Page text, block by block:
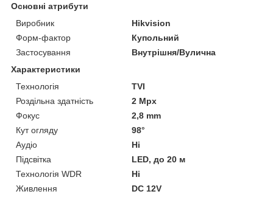
Основні атрибути
Виробник
Hikvision
Форм-фактор
Купольний
Застосування
Внутрішня/Вулична
Характеристики
Технологія
TVI
Роздільна здатність
2 Mpx
Фокус
2,8 mm
Кут огляду
98°
Аудіо
Ні
Підсвітка
LED, до 20 м
Технологія WDR
Ні
Живлення
DC 12V